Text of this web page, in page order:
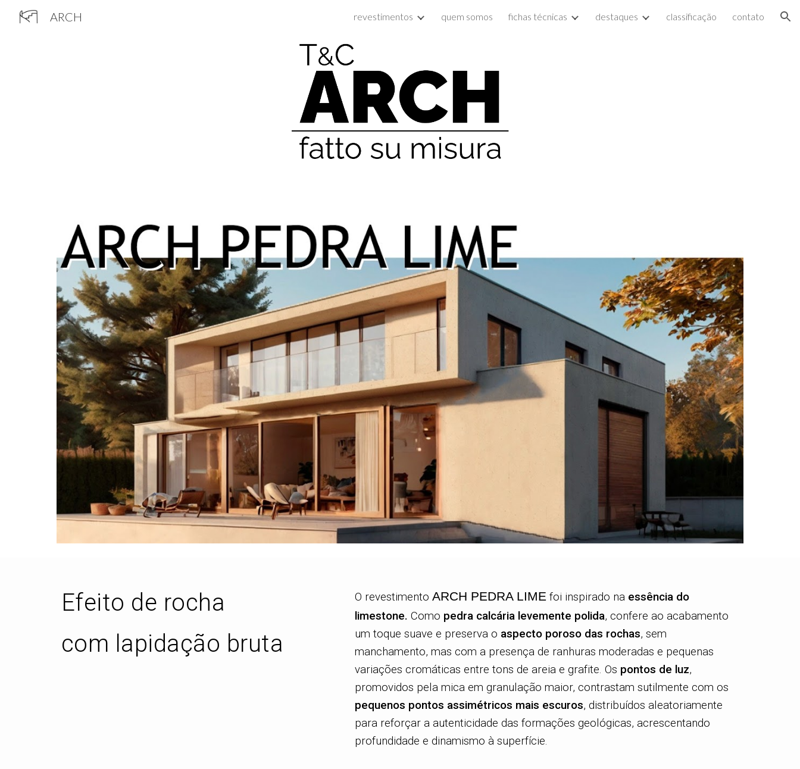
Skip to navigation
ARCH revestimentos quem somos fichas técnicas destaques classificação contato
Efeito de rocha
com lapidação bruta
O revestimentoARCH PEDRA LIME foi inspirado na essência do
limestone. Como pedra calcária levemente polida, confere ao acabamento
um toque suave e preserva o aspecto poroso das rochas, sem
manchamento, mas com a presença de ranhuras moderadas e pequenas
variações cromáticas entre tons de areia e grafite. Os pontos de luz,
promovidos pela mica em granulação maior, contrastam sutilmente com os
pequenos pontos assimétricos mais escuros, distribuídos aleatoriamente
para reforçar a autenticidade das formações geológicas, acrescentando
profundidade e dinamismo à superfície.